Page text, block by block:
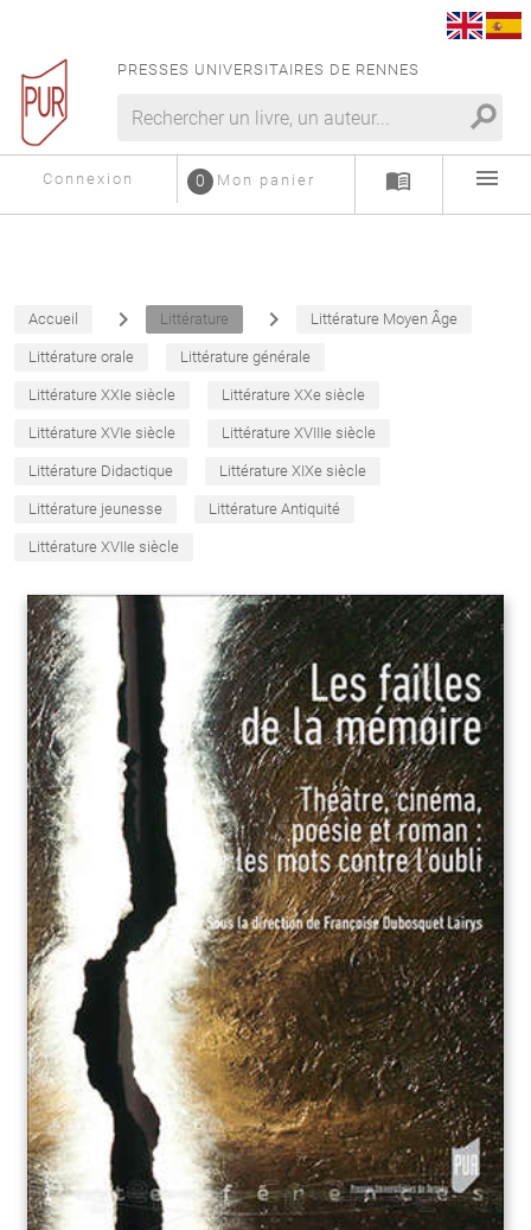
PRESSES UNIVERSITAIRES DE RENNES
search
Connexion Mon panier
0 menu_book menu
Accueil navigate_next Littérature navigate_next Littérature Moyen Âge
Littérature orale Littérature générale
Littérature XXIe siècle Littérature XXe siècle
Littérature XVIe siècle Littérature XVIIIe siècle
Littérature Didactique Littérature XIXe siècle
Littérature jeunesse Littérature Antiquité
Littérature XVIIe siècle